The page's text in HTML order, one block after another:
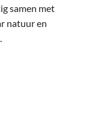
samen met
natuur en